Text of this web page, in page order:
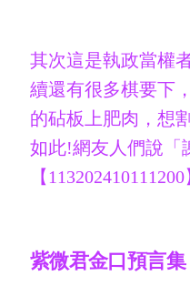
其次這是執政當權
續還有很多棋要下
的砧板上肥肉，想
如此!網友人們說「
【113202410111200
紫微君金口預言集